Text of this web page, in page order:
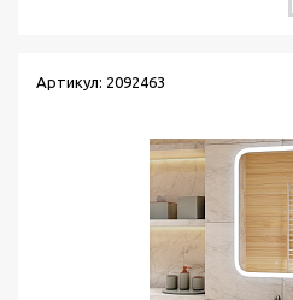
Артикул: 2092463